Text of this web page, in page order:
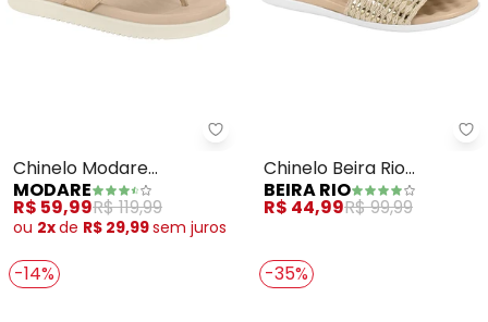
Modare - Chinelo Modare
Chinelo Modare
(Dourado)
MODARE
R$ 59,99R$ 119,99
ou 2xde R$ 29,99sem juros
Chinelo Beira Rio
(Dourado)
BEIRA RIO
R$ 44,99R$ 99,99
-14% -35%